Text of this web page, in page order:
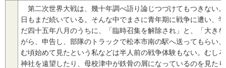
第二次世界大戦は、幾十年調べ語り論じつづけてもつきない
日もまだ続いている。そんな中でまさに青年期に戦争に遭い、
だ四十五年八月のうちに、「臨時召集を解除され」と、「大き
がら、申告し、部隊のトラックで松本市南の駅へ送ってもらい
む頃始めて見たという私などは半人前の戦争体験もない。むし
神社を遠望したり、母校津中が鉄骨の屑になっているのを見た